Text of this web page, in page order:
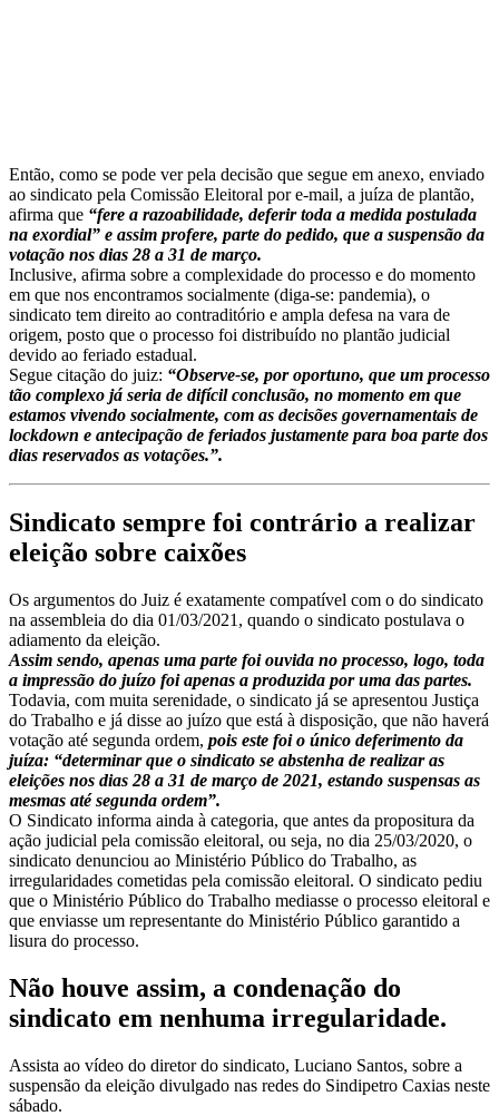
Então, como se pode ver pela decisão que segue em anexo, enviado
ao sindicato pela Comissão Eleitoral por e-mail, a juíza de plantão,
afirma que “fere a razoabilidade, deferir toda a medida postulada
na exordial” e assim profere, parte do pedido, que a suspensão da
votação nos dias 28 a 31 de março.
Inclusive, afirma sobre a complexidade do processo e do momento
em que nos encontramos socialmente (diga-se: pandemia), o
sindicato tem direito ao contraditório e ampla defesa na vara de
origem, posto que o processo foi distribuído no plantão judicial
devido ao feriado estadual.
Segue citação do juiz: “Observe-se, por oportuno, que um processo
tão complexo já seria de difícil conclusão, no momento em que
estamos vivendo socialmente, com as decisões governamentais de
lockdown e antecipação de feriados justamente para boa parte dos
dias reservados as votações.”.
Sindicato sempre foi contrário a realizar
eleição sobre caixões
Os argumentos do Juiz é exatamente compatível com o do sindicato
na assembleia do dia 01/03/2021, quando o sindicato postulava o
adiamento da eleição.
Assim sendo, apenas uma parte foi ouvida no processo, logo, toda
a impressão do juízo foi apenas a produzida por uma das partes.
Todavia, com muita serenidade, o sindicato já se apresentou Justiça
do Trabalho e já disse ao juízo que está à disposição, que não haverá
votação até segunda ordem, pois este foi o único deferimento da
juíza: “determinar que o sindicato se abstenha de realizar as
eleições nos dias 28 a 31 de março de 2021, estando suspensas as
mesmas até segunda ordem”.
O Sindicato informa ainda à categoria, que antes da propositura da
ação judicial pela comissão eleitoral, ou seja, no dia 25/03/2020, o
sindicato denunciou ao Ministério Público do Trabalho, as
irregularidades cometidas pela comissão eleitoral. O sindicato pediu
que o Ministério Público do Trabalho mediasse o processo eleitoral e
que enviasse um representante do Ministério Público garantido a
lisura do processo.
Não houve assim, a condenação do
sindicato em nenhuma irregularidade.
Assista ao vídeo do diretor do sindicato, Luciano Santos, sobre a
suspensão da eleição divulgado nas redes do Sindipetro Caxias neste
sábado.